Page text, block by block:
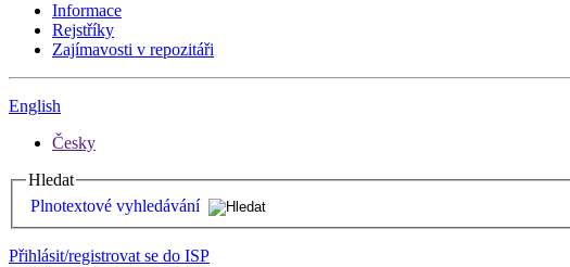
Informace
Rejstříky
Zajímavosti v repozitáři
English
Česky
Hledat
Plnotextové vyhledávání
Přihlásit/registrovat se do ISP